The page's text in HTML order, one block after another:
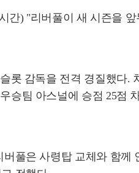
간) "리버풀이 새 시즌을
롯 감독을 전격 경질했다.
승팀 아스널에 승점 25점
풀은 사령탑 교체와 함께